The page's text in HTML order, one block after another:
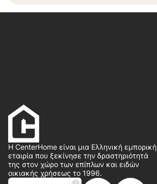
Η CenterHome είναι μια Ελληνική εμπορική
εταιρία που ξεκίνησε την δραστηριότητά
της στον χώρο των επίπλων και ειδών
οικιακής χρήσεως το 1996.